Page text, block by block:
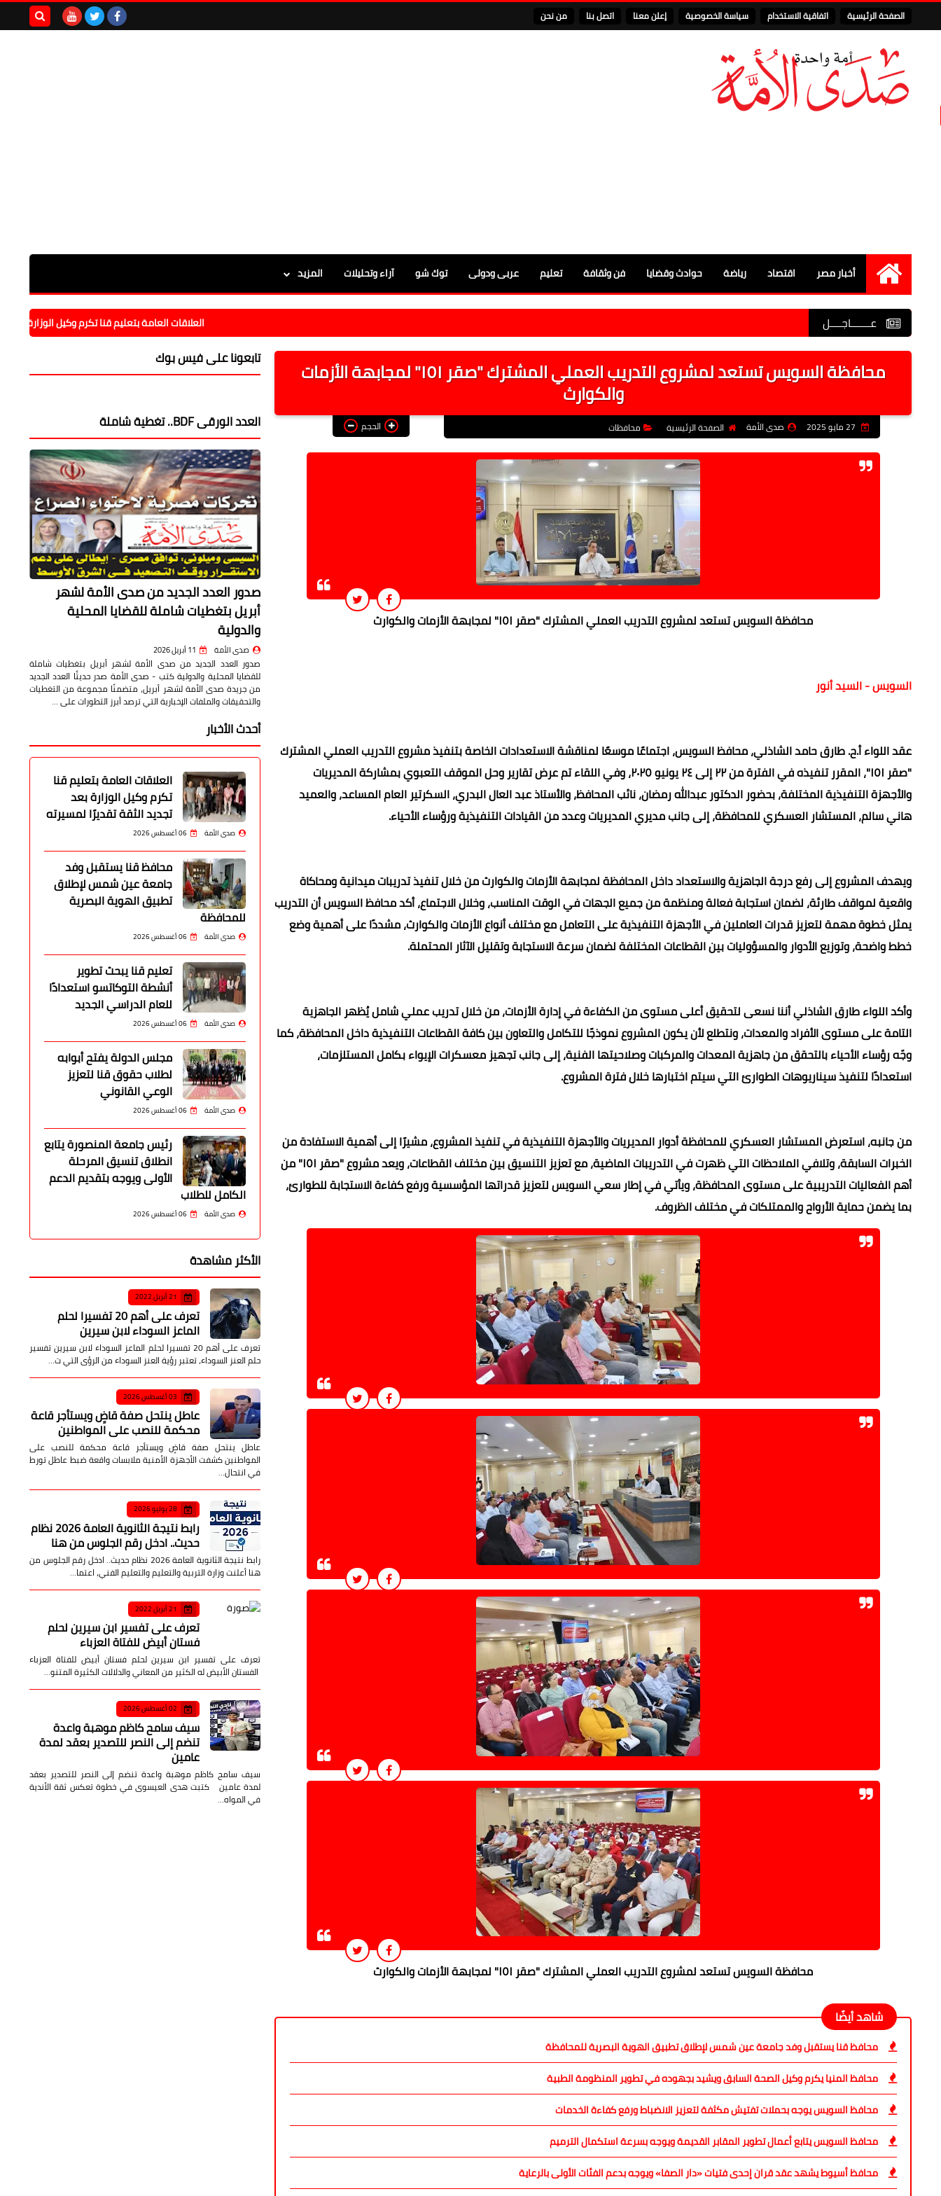
الصفحة الرئيسية اتفاقية الاستخدام سياسة الخصوصية إعلن معنا اتصل بنا من نحن
الرئيسية
أخبار مصر اقتصاد رياضة حوادث وقضايا فن وثقافة تعليم عربى ودولى توك شو آراء وتحليلات المزيد
عـــــــاجــــل العلاقات العامة بتعليم قنا تكرم وكيل الوزارة بعد تجديد الثقة
محافظة السويس تستعد لمشروع التدريب العملي المشترك "صقر ١٥١" لمجابهة الأزمات
والكوارث
صدى الأمة الصفحة الرئيسية محافظات الحجم
محافظة السويس تستعد لمشروع التدريب العملي المشترك "صقر ١٥١" لمجابهة الأزمات والكوارث
السويس - السيد أنور
عقد اللواء أ.ح. طارق حامد الشاذلي، محافظ السويس، اجتماعًا موسعًا لمناقشة الاستعدادات الخاصة بتنفيذ مشروع التدريب العملي المشترك
"صقر ١٥١"، المقرر تنفيذه في الفترة من ٢٢ إلى ٢٤ يونيو ٢٠٢٥، وفي اللقاء تم عرض تقارير وحل الموقف التعبوي بمشاركة المديريات
والأجهزة التنفيذية المختلفة، بحضور الدكتور عبدالله رمضان، نائب المحافظ، والأستاذ عبد العال البدري، السكرتير العام المساعد، والعميد
هاني سالم، المستشار العسكري للمحافظة، إلى جانب مديري المديريات وعدد من القيادات التنفيذية ورؤساء الأحياء.
ويهدف المشروع إلى رفع درجة الجاهزية والاستعداد داخل المحافظة لمجابهة الأزمات والكوارث من خلال تنفيذ تدريبات ميدانية ومحاكاة
واقعية لمواقف طارئة، لضمان استجابة فعالة ومنظمة من جميع الجهات في الوقت المناسب، وخلال الاجتماع، أكد محافظ السويس أن التدريب
يمثل خطوة مهمة لتعزيز قدرات العاملين في الأجهزة التنفيذية على التعامل مع مختلف أنواع الأزمات والكوارث، مشددًا على أهمية وضع
خطط واضحة، وتوزيع الأدوار والمسؤوليات بين القطاعات المختلفة لضمان سرعة الاستجابة وتقليل الآثار المحتملة.
وأكد اللواء طارق الشاذلي أننا نسعى لتحقيق أعلى مستوى من الكفاءة في إدارة الأزمات، من خلال تدريب عملي شامل يُظهر الجاهزية
التامة على مستوى الأفراد والمعدات، ونتطلع لأن يكون المشروع نموذجًا للتكامل والتعاون بين كافة القطاعات التنفيذية داخل المحافظة، كما
وجّه رؤساء الأحياء بالتحقق من جاهزية المعدات والمركبات وصلاحيتها الفنية، إلى جانب تجهيز معسكرات الإيواء بكامل المستلزمات،
استعدادًا لتنفيذ سيناريوهات الطوارئ التي سيتم اختبارها خلال فترة المشروع.
من جانبه، استعرض المستشار العسكري للمحافظة أدوار المديريات والأجهزة التنفيذية في تنفيذ المشروع، مشيرًا إلى أهمية الاستفادة من
الخبرات السابقة، وتلافي الملاحظات التي ظهرت في التدريبات الماضية، مع تعزيز التنسيق بين مختلف القطاعات، ويعد مشروع "صقر ١٥١" من
أهم الفعاليات التدريبية على مستوى المحافظة، ويأتي في إطار سعي السويس لتعزيز قدراتها المؤسسية ورفع كفاءة الاستجابة للطوارئ،
بما يضمن حماية الأرواح والممتلكات في مختلف الظروف.
محافظة السويس تستعد لمشروع التدريب العملي المشترك "صقر ١٥١" لمجابهة الأزمات والكوارث
شاهد أيضًا
محافظ قنا يستقبل وفد جامعة عين شمس لإطلاق تطبيق الهوية البصرية للمحافظة
محافظ المنيا يكرم وكيل الصحة السابق ويشيد بجهوده في تطوير المنظومة الطبية
محافظ السويس يوجه بحملات تفتيش مكثفة لتعزيز الانضباط ورفع كفاءة الخدمات
محافظ السويس يتابع أعمال تطوير المقابر القديمة ويوجه بسرعة استكمال الترميم
محافظ أسيوط يشهد عقد قران إحدى فتيات «دار الصفا» ويوجه بدعم الفئات الأولى بالرعاية
تابعونا على فيس بوك
العدد الورقى BDF.. تغطية شاملة
صدور العدد الجديد من صدى الأمة لشهر
أبريل بتغطيات شاملة للقضايا المحلية
والدولية
صدى الأمة 11 أبريل 2026
صدور العدد الجديد من صدى الأمة لشهر أبريل بتغطيات شاملة
للقضايا المحلية والدولية كتب - صدى الأمة صدر حديثًا العدد الجديد
من جريدة صدى الأمة لشهر أبريل، متضمنًا مجموعة من التغطيات
والتحقيقات والملفات الإخبارية التي ترصد أبرز التطورات على …
أحدث الأخبار
العلاقات العامة بتعليم قنا
تكرم وكيل الوزارة بعد
تجديد الثقة تقديرًا لمسيرته
صدى الأمة 06 أغسطس 2026
محافظ قنا يستقبل وفد
جامعة عين شمس لإطلاق
تطبيق الهوية البصرية
للمحافظة
صدى الأمة 06 أغسطس 2026
تعليم قنا يبحث تطوير
أنشطة التوكاتسو استعدادًا
للعام الدراسي الجديد
صدى الأمة 06 أغسطس 2026
مجلس الدولة يفتح أبوابه
لطلاب حقوق قنا لتعزيز
الوعي القانوني
صدى الأمة 06 أغسطس 2026
رئيس جامعة المنصورة يتابع
انطلاق تنسيق المرحلة
الأولى ويوجه بتقديم الدعم
الكامل للطلاب
صدى الأمة 06 أغسطس 2026
الأكثر مشاهدة
21 أبريل 2022
تعرف على أهم 20 تفسيرا لحلم
الماعز السوداء لابن سيرين
تعرف على أهم 20 تفسيرا لحلم الماعز السوداء لابن سيرين تفسير
حلم العنز السوداء، تعتبر رؤية العنز السوداء من الرؤى التي ت…
03 أغسطس 2026
عاطل ينتحل صفة قاضٍ ويستأجر قاعة
محكمة للنصب على المواطنين
عاطل ينتحل صفة قاضٍ ويستأجر قاعة محكمة للنصب على
المواطنين كشفت الأجهزة الأمنية ملابسات واقعة ضبط عاطل تورط
في انتحال…
28 يوليو 2026
رابط نتيجة الثانوية العامة 2026 نظام
حديث.. ادخل رقم الجلوس من هنا
رابط نتيجة الثانوية العامة 2026 نظام حديث.. ادخل رقم الجلوس من
هنا أعلنت وزارة التربية والتعليم والتعليم الفني، اعتما…
21 أبريل 2022
تعرف على تفسير ابن سيرين لحلم
فستان أبيض للفتاة العزباء
تعرف على تفسير ابن سيرين لحلم فستان أبيض للفتاة العزباء
الفستان الأبيض له الكثير من المعاني والدلالات الكثيرة المتنو…
02 أغسطس 2026
سيف سامح كاظم موهبة واعدة
تنضم إلى النصر للتصدير بعقد لمدة
عامين
سيف سامح كاظم موهبة واعدة تنضم إلى النصر للتصدير بعقد
لمدة عامين كتبت هدى العيسوى في خطوة تعكس ثقة الأندية
في المواه…